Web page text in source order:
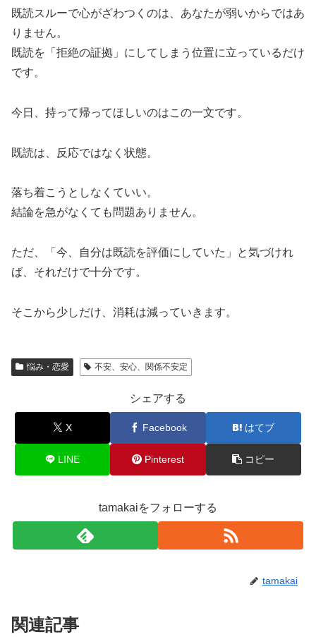
既読スルーで心がざわつくのは、あなたが弱いからではあ
りません。
既読を「拒絶の証拠」にしてしまう位置に立っているだけ
です。
今日、持って帰ってほしいのはこの一文です。
既読は、反応ではなく状態。
落ち着こうとしなくていい。
結論を急がなくても問題ありません。
ただ、「今、自分は既読を評価にしていた」と気づけれ
ば、それだけで十分です。
そこから少しだけ、消耗は減っていきます。
悩み・恋愛 不安、安心、関係不安定
シェアする
X Facebook はてブ
LINE Pinterest コピー
tamakaiをフォローする
tamakai
関連記事